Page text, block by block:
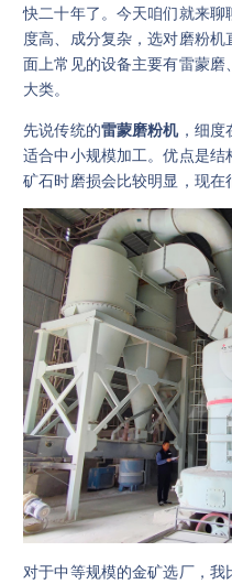
快二十年了。今天咱们就来
度高、成分复杂，选对磨粉
面上常见的设备主要有雷蒙
大类。
先说传统的雷蒙磨粉机，细度
适合中小规模加工。优点是
矿石时磨损会比较明显，现在
对于中等规模的金矿选厂，我